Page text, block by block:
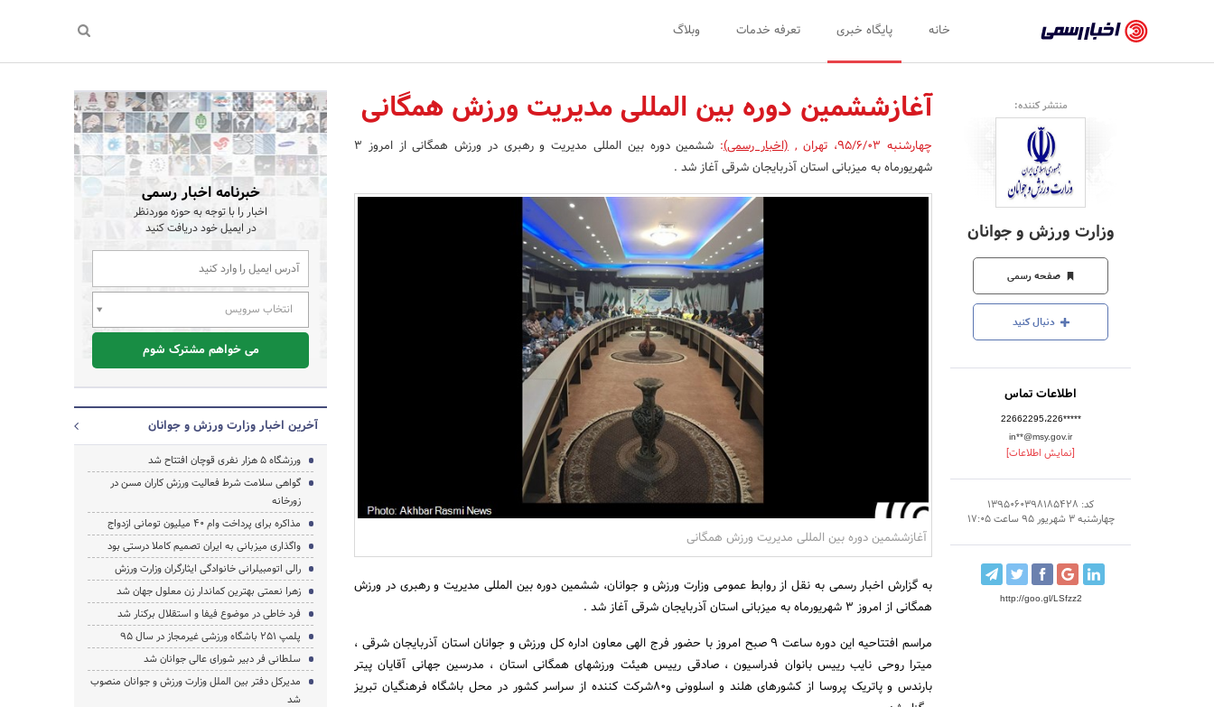
رسمی
-
اخبار
تایید
شده
شرکت‌ها،
سازمان‌ها
و
روابط
عمومی‌ها
خانه پایگاه خبری تعرفه خدمات وبلاگ
جستجو
منتشر کننده:
وزارت ورزش و جوانان
صفحه رسمی
دنبال کنید
اطلاعات تماس
22662295،226*****
in**@msy.gov.ir
[نمایش اطلاعات]
کد: 1395060398185428
چهارشنبه 3 شهریور 95 ساعت 17:05
http://goo.gl/LSfzz2
آغازششمین دوره بین المللی مدیریت ورزش همگانی
چهارشنبه 95/6/03 ، تهران ,(اخبار رسمی):
ششمین دوره بین المللی مدیریت و رهبری در ورزش همگانی از امروز 3
شهریورماه به میزبانی استان آذربایجان شرقی آغاز شد .
آغازششمین دوره بین المللی مدیریت ورزش همگانی
به گزارش اخبار رسمی به نقل از روابط عمومی وزارت ورزش و جوانان، ششمین دوره بین المللی مدیریت و رهبری در ورزش
همگانی از امروز 3 شهریورماه به میزبانی استان آذربایجان شرقی آغاز شد .
مراسم افتتاحیه این دوره ساعت 9 صبح امروز با حضور فرج الهی معاون اداره کل ورزش و جوانان استان آذربایجان شرقی ،
میترا روحی نایب رییس بانوان فدراسیون ، صادقی رییس هیئت ورزشهای همگانی استان ، مدرسین جهانی آقایان پیتر
بارندس و پاتریک پروسا از کشورهای هلند و اسلوونی و80شرکت کننده از سراسر کشور در محل باشگاه فرهنگیان تبریز
خبرنامه اخبار رسمی
اخبار را با توجه به حوزه موردنظر
در ایمیل خود دریافت کنید
انتخاب سرویس
می خواهم مشترک شوم
آخرین اخبار وزارت ورزش و جوانان
ورزشگاه 5 هزار نفری قوچان افتتاح شد
گواهی سلامت شرط فعالیت ورزش کاران مسن در
زورخانه
مذاکره برای پرداخت وام 40 میلیون تومانی ازدواج
واگذاری میزبانی به ایران تصمیم کاملا درستی بود
رالی اتومبیلرانی خانوادگی ایثارگران وزارت ورزش
زهرا نعمتی بهترین کماندار زن معلول جهان شد
فرد خاطی در موضوع فیفا و استقلال برکنار شد
پلمپ 251 باشگاه ورزشی غیرمجاز در سال 95
سلطانی فر دبیر شورای عالی جوانان شد
مدیرکل دفتر بین الملل وزارت ورزش و جوانان منصوب
شد